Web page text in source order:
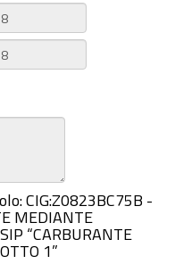
CIG:Z0823BC75B -
MEDIANTE
“CARBURANTE
1”